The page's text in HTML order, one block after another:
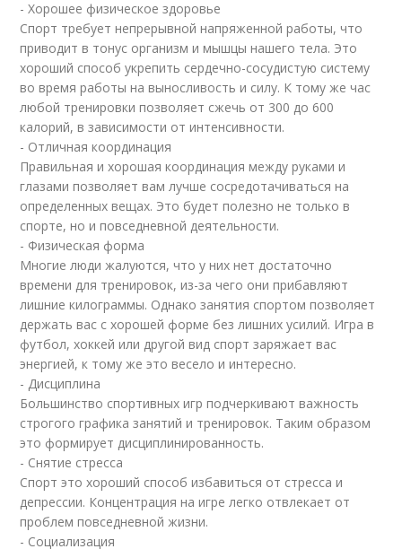
- Хорошее физическое здоровье
Спорт требует непрерывной напряженной работы, что
приводит в тонус организм и мышцы нашего тела. Это
хороший способ укрепить сердечно-сосудистую систему
во время работы на выносливость и силу. К тому же час
любой тренировки позволяет сжечь от 300 до 600
калорий, в зависимости от интенсивности.
- Отличная координация
Правильная и хорошая координация между руками и
глазами позволяет вам лучше сосредотачиваться на
определенных вещах. Это будет полезно не только в
спорте, но и повседневной деятельности.
- Физическая форма
Многие люди жалуются, что у них нет достаточно
времени для тренировок, из-за чего они прибавляют
лишние килограммы. Однако занятия спортом позволяет
держать вас с хорошей форме без лишних усилий. Игра в
футбол, хоккей или другой вид спорт заряжает вас
энергией, к тому же это весело и интересно.
- Дисциплина
Большинство спортивных игр подчеркивают важность
строгого графика занятий и тренировок. Таким образом
это формирует дисциплинированность.
- Снятие стресса
Спорт это хороший способ избавиться от стресса и
депрессии. Концентрация на игре легко отвлекает от
проблем повседневной жизни.
- Социализация